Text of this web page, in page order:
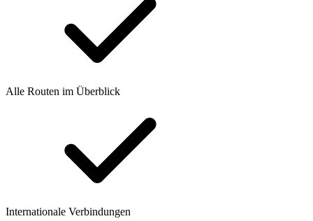
Alle Routen im Überblick
Internationale Verbindungen